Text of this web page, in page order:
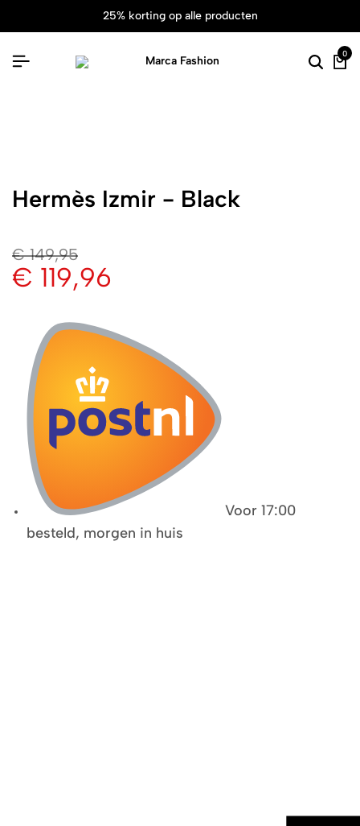
25% korting op alle producten
0
Hermès Izmir - Black
€149,95
€ 119,96
Voor 17:00
besteld, morgen in huis